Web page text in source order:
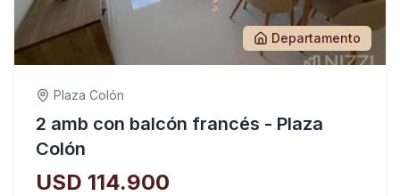
Departamento
Plaza Colón
2 amb con balcón francés - Plaza
Colón
USD 114.900